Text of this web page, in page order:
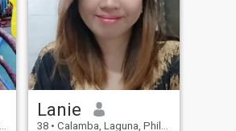
Lanie
38 • Calamba, Laguna, Philippinen